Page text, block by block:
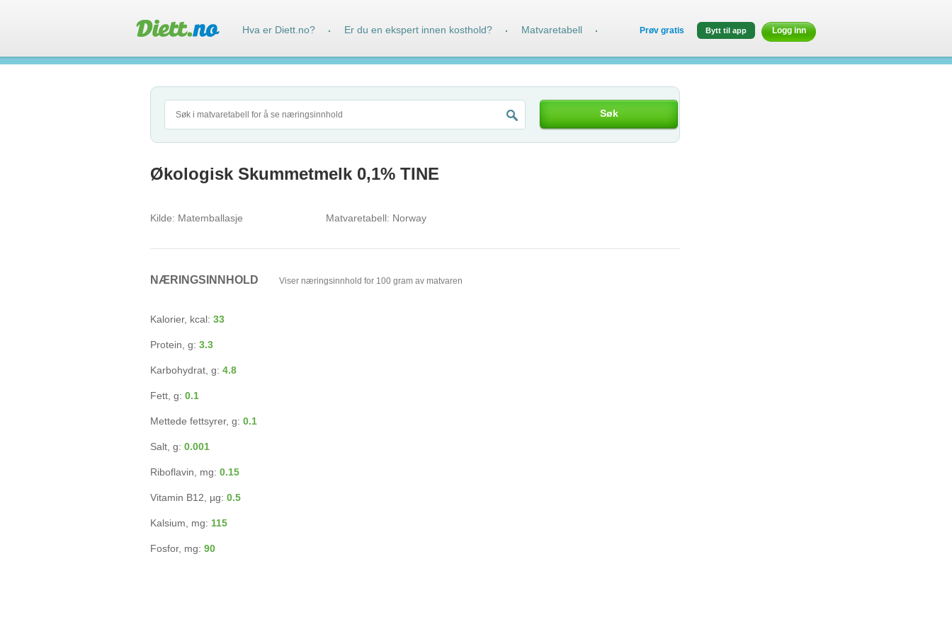
Søk
Økologisk Skummetmelk 0,1% TINE
Kilde: Matemballasje Matvaretabell: Norway
NÆRINGSINNHOLD Viser næringsinnhold for 100 gram av matvaren
Kalorier, kcal: 33
Protein, g: 3.3
Karbohydrat, g: 4.8
Fett, g: 0.1
Mettede fettsyrer, g: 0.1
Salt, g: 0.001
Riboflavin, mg: 0.15
Vitamin B12, µg: 0.5
Kalsium, mg: 115
Fosfor, mg: 90
Hva er Diett.no? · Er du en ekspert innen kosthold? · Matvaretabell · Prøv gratis Bytt til app Logg inn